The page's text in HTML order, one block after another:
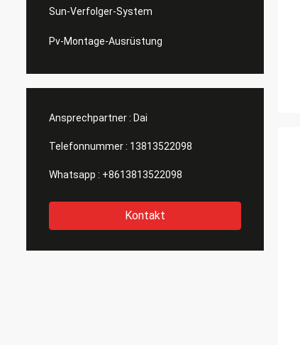
Sun-Verfolger-System
Pv-Montage-Ausrüstung
Ansprechpartner : Dai
Telefonnummer : 13813522098
Whatsapp : +8613813522098
Kontakt